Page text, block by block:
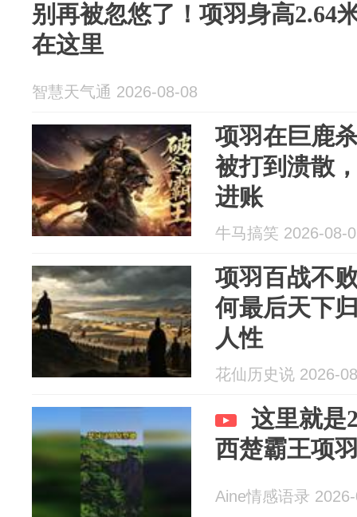
别再被忽悠了！项羽身高2.64
在这里
智慧天气通 2026-08-08
项羽在巨鹿
被打到溃散
进账
牛马搞笑 2026-08-
项羽百战不
何最后天下
人性
花仙历史说 2026-
这里就是
西楚霸王项
Aine情感语录